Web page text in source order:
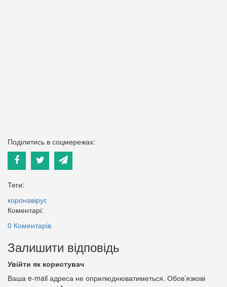
Поділитись в соцмережах:
Теги:
коронавірус
Коментарі:
0 Коментарів
Залишити відповідь
Увійти як користувач
Ваша e-mail адреса не оприлюднюватиметься. Обов’язкові